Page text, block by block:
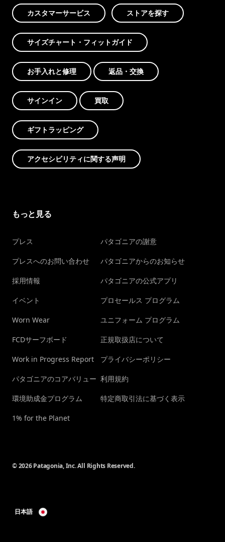
カスタマーサービス ストアを探す
サイズチャート・フィットガイド
お手入れと修理 返品・交換
サインイン 買取
ギフトラッピング
アクセシビリティに関する声明
もっと見る
プレス
プレスへのお問い合わせ
採用情報
イベント
Worn Wear
FCDサーフボード
Work in Progress Report
パタゴニアのコアバリュー
環境助成金プログラム
1% for the Planet
パタゴニアの謝意
パタゴニアからのお知らせ
パタゴニアの公式アプリ
プロセールス プログラム
ユニフォーム プログラム
正規取扱店について
プライバシーポリシー
利用規約
特定商取引法に基づく表示
© 2026 Patagonia, Inc. All Rights Reserved.
日本語